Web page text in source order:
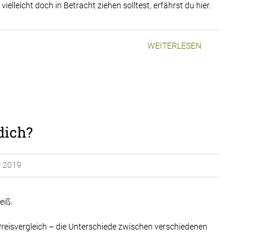
doch in Betracht ziehen solltest, erfährst du hier.
WEITERLESEN
2019
– die Unterschiede zwischen verschiedenen